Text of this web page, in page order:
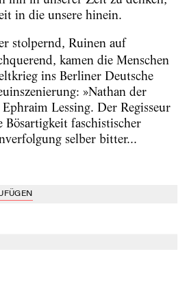
in die unsere hinein.
stolpernd, Ruinen auf
kamen die Menschen
ins Berliner Deutsche
»Nathan der
Lessing. Der Regisseur
faschistischer
selber bitter...